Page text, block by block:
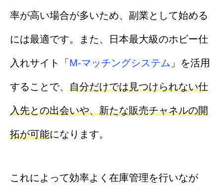
率が高い場合が多いため、副業として始める
には最適です。また、日本最大級のホビー仕
入れサイト「 M-マッチングシステム 」を活用
することで、 自分だけでは見つけられない仕
入先との出会いや、新たな販売チャネルの開
拓が可能になります。
これによって効率よく在庫管理を行いなが